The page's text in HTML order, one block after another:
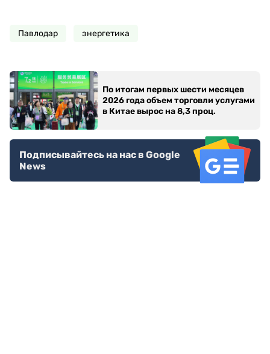
Павлодар энергетика
По итогам первых шести месяцев
2026 года объем торговли услугами
в Китае вырос на 8,3 проц.
Подписывайтесь на нас в Google
News